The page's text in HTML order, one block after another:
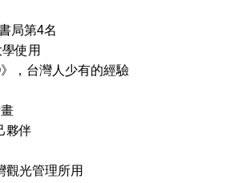
局第4名
使用
，台灣人少有的經驗
夥伴
觀光管理所用